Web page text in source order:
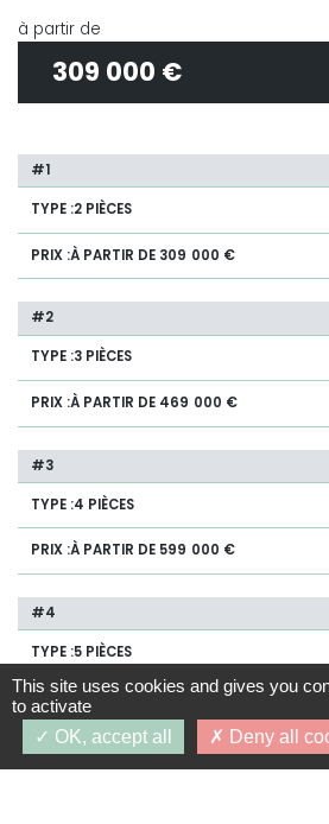
à partir de
309 000 €
2 PIÈCES
À PARTIR DE 309 000 €
3 PIÈCES
À PARTIR DE 469 000 €
4 PIÈCES
À PARTIR DE 599 000 €
5 PIÈCES
À PARTIR DE 749 000 €
This site uses cookies and gives you
to activate
OK, accept all
Deny all